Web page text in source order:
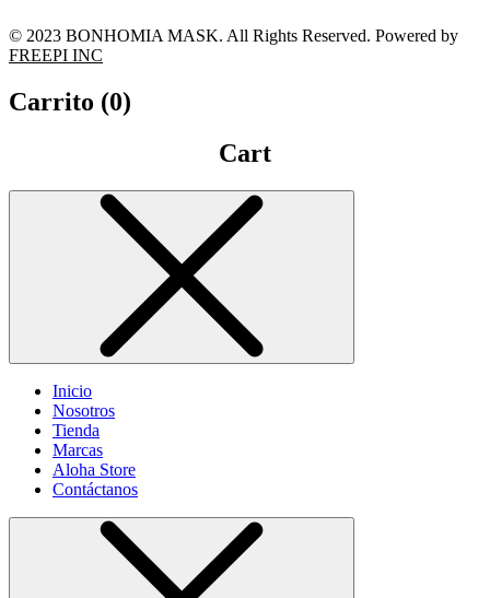
© 2023 BONHOMIA MASK. All Rights Reserved. Powered by
FREEPI INC
Carrito (0)
Cart
Inicio
Nosotros
Tienda
Marcas
Aloha Store
Contáctanos